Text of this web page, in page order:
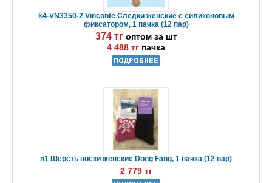
k4-VN3350-2 Vinconte Следки женские с силиконовым
фиксатором, 1 пачка (12 пар)
374 тг оптом за шт
4 488 тг пачка
n1 Шерсть носки женские Dong Fang, 1 пачка (12 пар)
2 779 тг